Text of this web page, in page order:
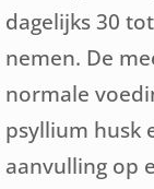
dagelijks 30
nemen. De
normale
psyllium husk
aanvulling op